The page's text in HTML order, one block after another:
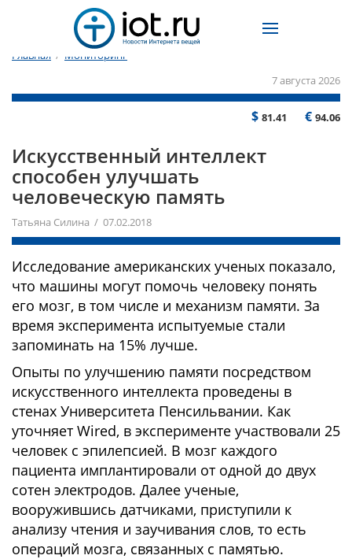
Главная / Мониторинг
7 августа 2026
$ 81.41 € 94.06
Искусственный интеллект
способен улучшать
человеческую память
Татьяна Силина / 07.02.2018
Исследование американских ученых показало,
что машины могут помочь человеку понять
его мозг, в том числе и механизм памяти. За
время эксперимента испытуемые стали
запоминать на 15% лучше.
Опыты по улучшению памяти посредством
искусственного интеллекта проведены в
стенах Университета Пенсильвании. Как
уточняет Wired, в эксперименте участвовали 25
человек с эпилепсией. В мозг каждого
пациента имплантировали от одной до двух
сотен электродов. Далее ученые,
вооружившись датчиками, приступили к
анализу чтения и заучивания слов, то есть
операций мозга, связанных с памятью.